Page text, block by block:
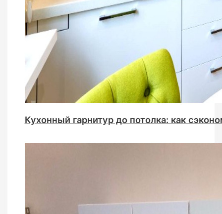
Кухонный гарнитур до потолка: как